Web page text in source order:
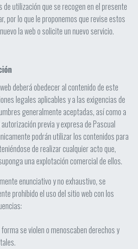
utilización que se recogen en el presente
por lo que le proponemos que revise estos
la web o solicite un nuevo servicio.
deberá obedecer al contenido de este
legales aplicables y a las exigencias de
generalmente aceptadas, así como a
previa y expresa de Pascual
podrán utilizar los contenidos para
de realizar cualquier acto que,
una explotación comercial de ellos.
enunciativo y no exhaustivo, se
prohibido el uso del sitio web con los
se violen o menoscaben derechos y